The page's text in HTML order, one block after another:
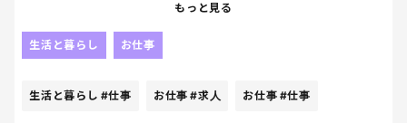
の毎日が始まる。
だけど今回の「辞めたい」は、ちょっと違う。
もっと見る
生活と暮らし お仕事
生活と暮らし #仕事 お仕事 #求人 お仕事 #仕事